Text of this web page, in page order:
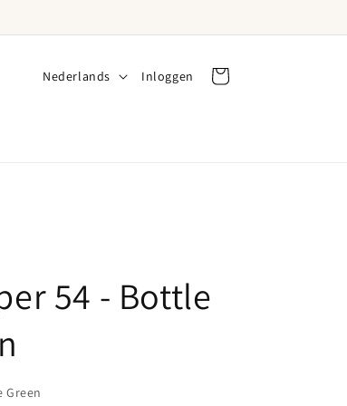
Taal
Nederlands Inloggen
InloggenWinkelwagen
54 - Bottle
Green